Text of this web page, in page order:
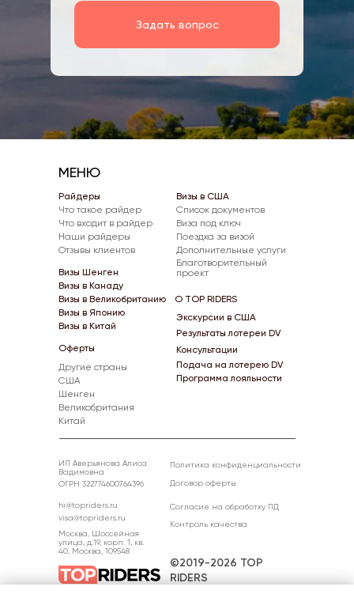
Задать вопрос
Что такое райдер
Что входит в райдер
Наши райдеры
Отзывы клиентов
Райдеры
Оферты
США
Шенген
Великобритания
Китай
Другие страны
МЕНЮ
О TOP RIDERS
ИП Аверьянова Алиса
Вадимовна
ОГРН 322774600764396
hi@topriders.ru
Политика конфиденциальности
Договор оферты
Согласие на обработку ПД
Контроль качества
©2019-2026 TOP
RIDERS
visa@topriders.ru
Москва, Шоссейная
улица, д.19, корп. 1, кв.
40, Москва, 109548
Список документов
Виза под ключ
Дополнительные услуги
Поездка за визой
Визы в США
Благотворительный
проект
Визы Шенген
Визы в Великобританию
Визы в Китай
Визы в Японию
Визы в Канаду
Результаты лотереи DV
Консультации
Экскурсии в США
Программа лояльности
Подача на лотерею DV